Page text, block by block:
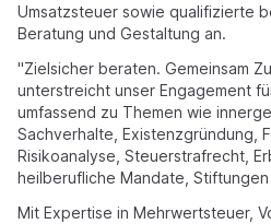
Umsatzsteuer sowie qualifizierte
Beratung und Gestaltung an.
"Zielsicher beraten. Gemeinsam
unterstreicht unser Engagement
umfassend zu Themen wie
Sachverhalte, Existenzgründung,
Risikoanalyse, Steuerstrafrecht,
heilberufliche Mandate, Stiftungen
Mit Expertise in Mehrwertsteuer,